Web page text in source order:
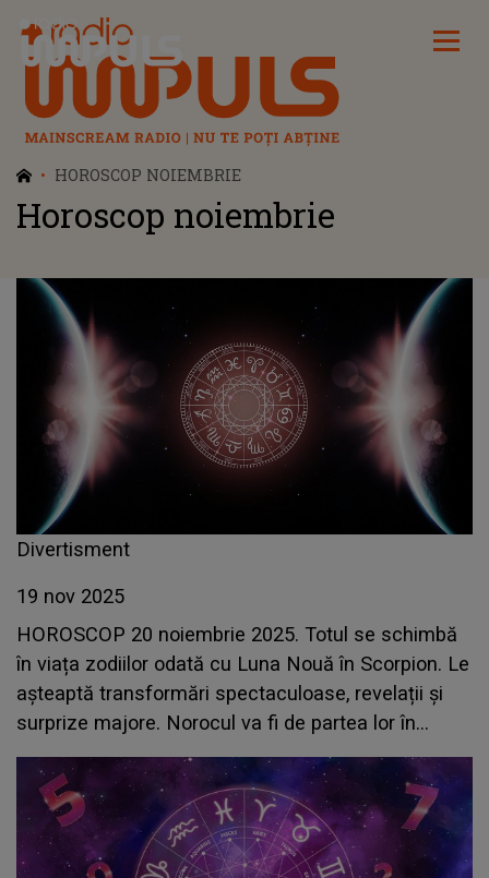
Radio Impuls
HOROSCOP NOIEMBRIE
Horoscop noiembrie
Divertisment
19 nov 2025
HOROSCOP 20 noiembrie 2025. Totul se schimbă
în viața zodiilor odată cu Luna Nouă în Scorpion. Le
așteaptă transformări spectaculoase, revelații și
surprize majore. Norocul va fi de partea lor în
perioada următoare